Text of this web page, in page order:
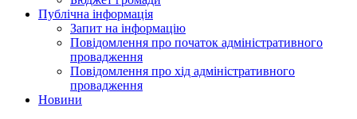
Публічна інформація
Запит на інформацію
Повідомлення про початок адміністративного
провадження
Повідомлення про хід адміністративного
провадження
Новини